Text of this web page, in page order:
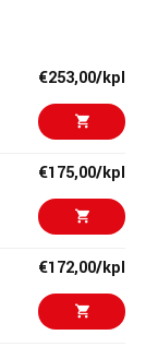
ja
ja
-kuulokkeista
ja
€253,00/kpl
€175,00/kpl
€172,00/kpl